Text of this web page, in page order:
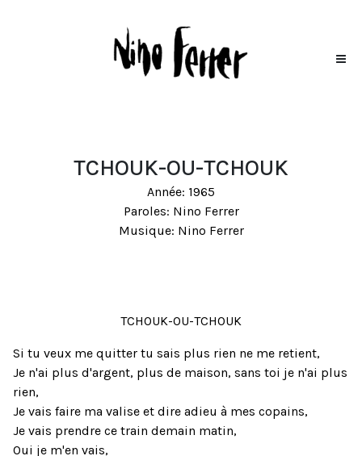
TCHOUK-OU-TCHOUK
Année: 1965
Paroles: Nino Ferrer
Musique: Nino Ferrer
TCHOUK-OU-TCHOUK
Si tu veux me quitter tu sais plus rien ne me retient,
Je n'ai plus d'argent, plus de maison, sans toi je n'ai plus
rien,
Je vais faire ma valise et dire adieu à mes copains,
Je vais prendre ce train demain matin,
Oui je m'en vais,